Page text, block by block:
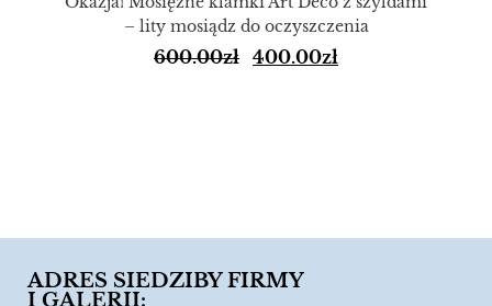
– lity mosiądz do oczyszczenia
600.00zł 400.00zł
ADRES SIEDZIBY FIRMY
I GALERII: